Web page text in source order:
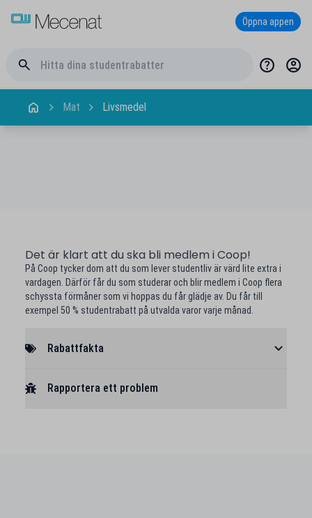
Öppna appen
Mat Livsmedel
Det är klart att du ska bli medlem i Coop!
På Coop tycker dom att du som lever studentliv är värd lite extra i
vardagen. Därför får du som studerar och blir medlem i Coop flera
schyssta förmåner som vi hoppas du får glädje av. Du får till
exempel 50 % studentrabatt på utvalda varor varje månad.
Rabattfakta
Rapportera ett problem